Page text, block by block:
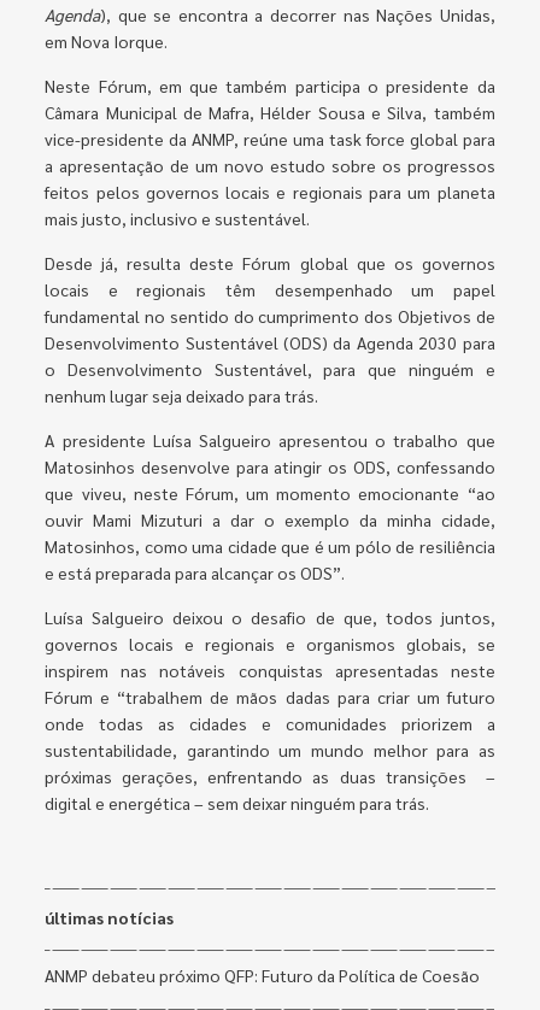
Agenda), que se encontra a decorrer nas Nações Unidas,
em Nova Iorque.
Neste Fórum, em que também participa o presidente da
Câmara Municipal de Mafra, Hélder Sousa e Silva, também
vice-presidente da ANMP, reúne uma task force global para
a apresentação de um novo estudo sobre os progressos
feitos pelos governos locais e regionais para um planeta
mais justo, inclusivo e sustentável.
Desde já, resulta deste Fórum global que os governos
locais e regionais têm desempenhado um papel
fundamental no sentido do cumprimento dos Objetivos de
Desenvolvimento Sustentável (ODS) da Agenda 2030 para
o Desenvolvimento Sustentável, para que ninguém e
nenhum lugar seja deixado para trás.
A presidente Luísa Salgueiro apresentou o trabalho que
Matosinhos desenvolve para atingir os ODS, confessando
que viveu, neste Fórum, um momento emocionante “ao
ouvir Mami Mizuturi a dar o exemplo da minha cidade,
Matosinhos, como uma cidade que é um pólo de resiliência
e está preparada para alcançar os ODS”.
Luísa Salgueiro deixou o desafio de que, todos juntos,
governos locais e regionais e organismos globais, se
inspirem nas notáveis conquistas apresentadas neste
Fórum e “trabalhem de mãos dadas para criar um futuro
onde todas as cidades e comunidades priorizem a
sustentabilidade, garantindo um mundo melhor para as
próximas gerações, enfrentando as duas transições –
digital e energética – sem deixar ninguém para trás.
últimas notícias
ANMP debateu próximo QFP: Futuro da Política de Coesão